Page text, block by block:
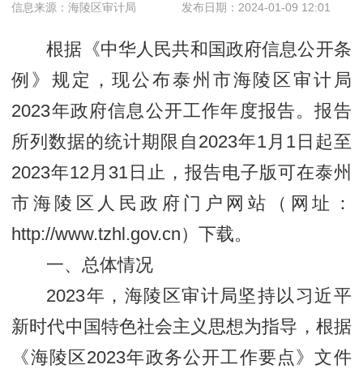
信息来源：海陵区审计局 发布日期：2024-01-09 12:01
根据《中华人民共和国政府信息公开条
例》规定，现公布泰州市海陵区审计局
2023年政府信息公开工作年度报告。报告
所列数据的统计期限自2023年1月1日起至
2023年12月31日止，报告电子版可在泰州
市海陵区人民政府门户网站（网址：
http://www.tzhl.gov.cn）下载。
一、总体情况
2023年，海陵区审计局坚持以习近平
新时代中国特色社会主义思想为指导，根据
《海陵区2023年政务公开工作要点》文件